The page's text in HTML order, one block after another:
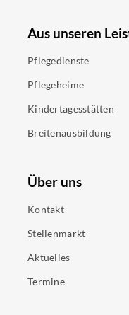
Aus unseren
Pflegedienste
Pflegeheime
Kindertagesstätten
Breitenausbildung
Über uns
Kontakt
Stellenmarkt
Aktuelles
Termine